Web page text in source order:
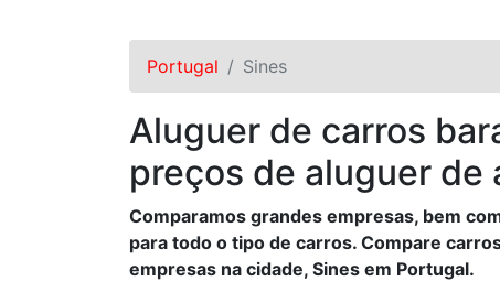
Portugal Sines
Aluguer de carros
preços de aluguer de
Comparamos grandes empresas, bem
para todo o tipo de carros. Compare
empresas na cidade, Sines em Portugal.